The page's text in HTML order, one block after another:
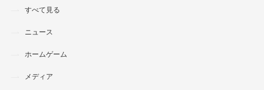
すべて見る
ニュース
ホームゲーム
メディア